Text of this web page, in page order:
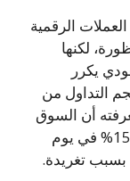
الرقمية
لكنها
يكرر
التداول من
أن السوق
الرقمي لا يرحم. يمكن لبيتكوين أن يقفز 15% في يوم
بسبب تغريدة.